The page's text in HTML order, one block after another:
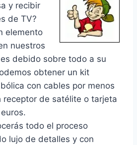
y recibir
de TV?
elemento
nuestros
debido sobre todo a su
obtener un kit
con cables por menos
receptor de satélite o tarjeta
todo el proceso
lujo de detalles y con